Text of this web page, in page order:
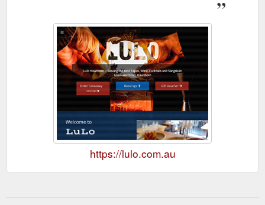
https://lulo.com.au